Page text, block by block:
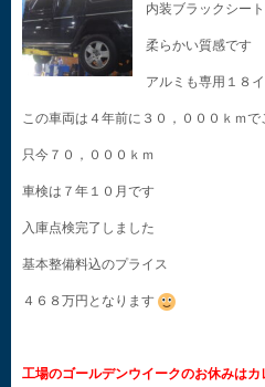
内装ブラックシー
柔らかい質感です
アルミも専用１８
この車両は４年前に３０，０００ｋｍで
只今７０，０００ｋｍ
車検は７年１０月です
入庫点検完了しました
基本整備料込のプライス
４６８万円となります
工場のゴールデンウイークのお休みは